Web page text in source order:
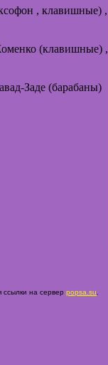
, клавишные) ,
(клавишные) ,
Заде (барабаны)
ссылки на сервер popsa.su